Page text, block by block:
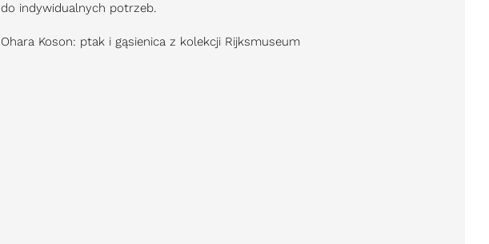
do indywidualnych potrzeb.
Ohara Koson: ptak i gąsienica z kolekcji Rijksmuseum